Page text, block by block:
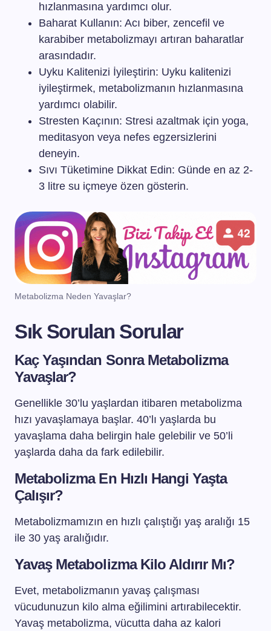
hızlanmasına yardımcı olur.
Baharat Kullanın: Acı biber, zencefil ve
karabiber metabolizmayı artıran baharatlar
arasındadır.
Uyku Kalitenizi İyileştirin: Uyku kalitenizi
iyileştirmek, metabolizmanın hızlanmasına
yardımcı olabilir.
Stresten Kaçının: Stresi azaltmak için yoga,
meditasyon veya nefes egzersizlerini
deneyin.
Sıvı Tüketimine Dikkat Edin: Günde en az 2-
3 litre su içmeye özen gösterin.
Metabolizma Neden Yavaşlar?
Sık Sorulan Sorular
Kaç Yaşından Sonra Metabolizma
Yavaşlar?
Genellikle 30’lu yaşlardan itibaren metabolizma
hızı yavaşlamaya başlar. 40’lı yaşlarda bu
yavaşlama daha belirgin hale gelebilir ve 50’li
yaşlarda daha da fark edilebilir.
Metabolizma En Hızlı Hangi Yaşta
Çalışır?
Metabolizmamızın en hızlı çalıştığı yaş aralığı 15
ile 30 yaş aralığıdır.
Yavaş Metabolizma Kilo Aldırır Mı?
Evet, metabolizmanın yavaş çalışması
vücudunuzun kilo alma eğilimini artırabilecektir.
Yavaş metabolizma, vücutta daha az kalori